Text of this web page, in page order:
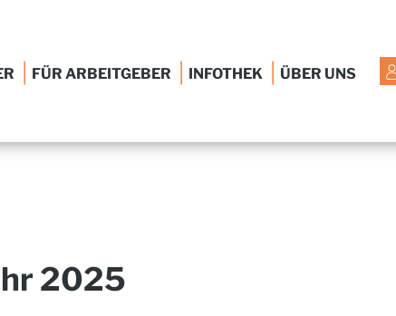
| FÜR ARBEITGEBER | INFOTHEK | ÜBER UNS
2025